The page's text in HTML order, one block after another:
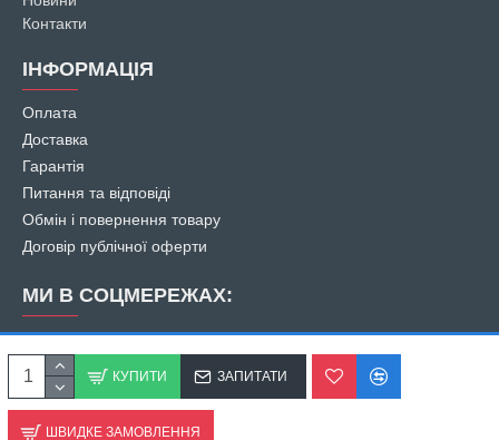
КУПИТИ ЗАПИТАТИ
ШВИДКЕ ЗАМОВЛЕННЯ
Контакти
ІНФОРМАЦІЯ
Оплата
Доставка
Гарантія
Питання та відповіді
Обмін і повернення товару
Договір публічної оферти
МИ В СОЦМЕРЕЖАХ:
© 2007-2026 ПП «Південне місто». Всі права захищені.